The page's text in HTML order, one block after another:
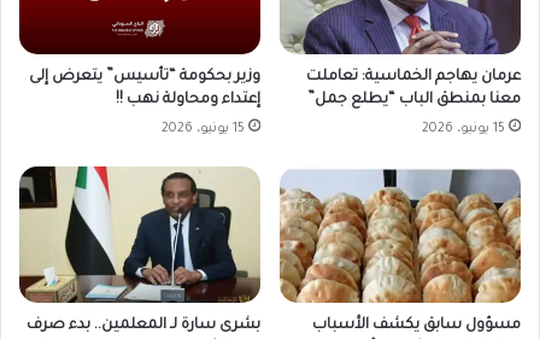
عرمان يهاجم الخماسية: تعاملت
معنا بمنطق الباب “يطلع جمل”
15 يونيو، 2026
وزير بحكومة “تأسيس” يتعرض إلى
إعتداء ومحاولة نهب !!
15 يونيو، 2026
مسؤول سابق يكشف الأسباب
بشرى سارة لـ المعلمين.. بدء صرف